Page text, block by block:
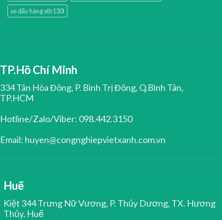
xe đẩy hàng xth130l
TP.Hồ Chí Minh
334 Tân Hòa Đông, P. Bình Trị Đông, Q.Bình Tân,
TP.HCM
Hotline/Zalo/Viber: 098.442.3150
Email: huyen@congnghiepvietxanh.com.vn
Huế
Kiệt 344 Trưng Nữ Vương, P. Thủy Dương, TX. Hương
Thủy, Huế